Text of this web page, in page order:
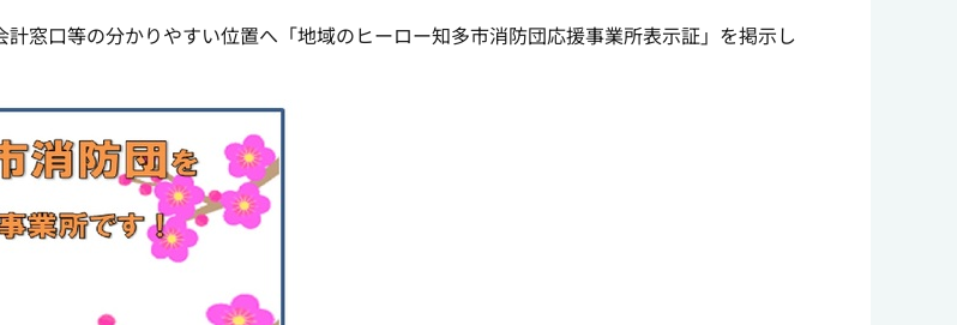
窓口等の分かりやすい位置へ「地域のヒーロー知多市消防団応援事業所表示証」を掲示し